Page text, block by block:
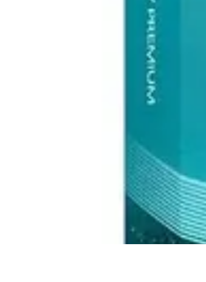
Elettrodomestici Sostenibili